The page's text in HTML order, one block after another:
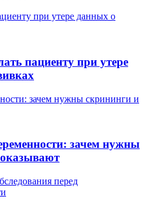
при утере данных о
пациенту при утере
зачем нужны скрининги и
зачем нужны
перед